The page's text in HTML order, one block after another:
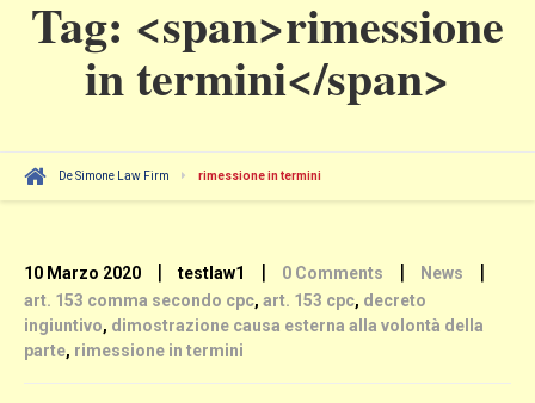
Tag: <span>rimessione
in termini</span>
De Simone Law Firm rimessione in termini
10 Marzo 2020 | testlaw1 | 0 Comments | News |
art. 153 comma secondo cpc, art. 153 cpc, decreto
ingiuntivo, dimostrazione causa esterna alla volontà della
parte, rimessione in termini